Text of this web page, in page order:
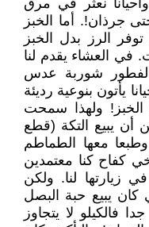
وأحيانا نعثر في مرق
جرذان!. أما الخبز
الرز بدل الخبز
في العشاء يقدم لنا
شوربة عدس
يأتون بنوعية رديئة
ولهذا سمحت
أن يبيع التكة (قطع
معها الطماطم
كفاح كنا معتمدين
زيارتها لنا. ولكن
كان يبيع حبة البصل
فالكيلو لا يتجاوز